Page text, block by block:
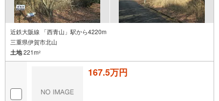
近鉄大阪線 「西青山」駅から4220m
三重県伊賀市北山
土地221m2
167.5万円